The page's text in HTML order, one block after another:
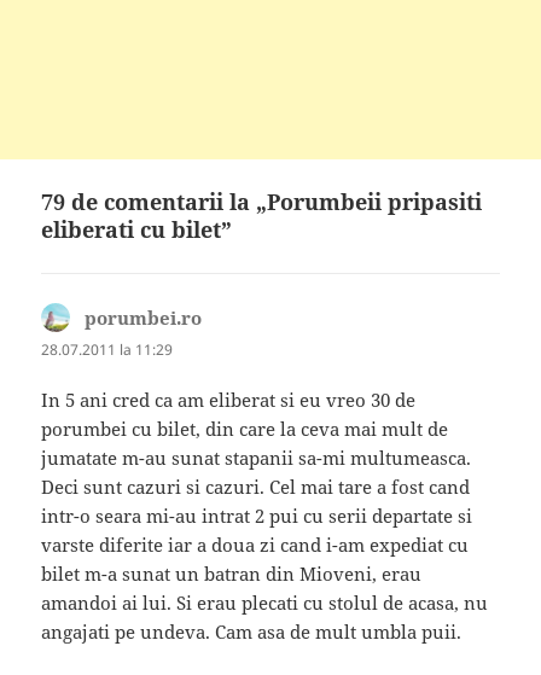
79 de comentarii la „Porumbeii pripasiti
eliberati cu bilet”
porumbei.ro
28.07.2011 la 11:29
In 5 ani cred ca am eliberat si eu vreo 30 de
porumbei cu bilet, din care la ceva mai mult de
jumatate m-au sunat stapanii sa-mi multumeasca.
Deci sunt cazuri si cazuri. Cel mai tare a fost cand
intr-o seara mi-au intrat 2 pui cu serii departate si
varste diferite iar a doua zi cand i-am expediat cu
bilet m-a sunat un batran din Mioveni, erau
amandoi ai lui. Si erau plecati cu stolul de acasa, nu
angajati pe undeva. Cam asa de mult umbla puii.